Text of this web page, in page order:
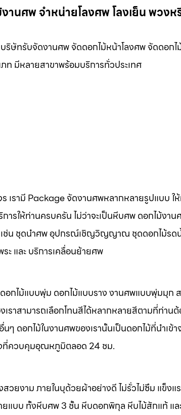
านศพ จำหน่ายโลงศพ โลงเย็น พวงห
ริษัทรับจัดงานศพ จัดดอกไม้หน้าโลงศพ จัดดอกไ
ท มีหลายสาขาพร้อมบริการทั่วประเทศ
รามี Package จัดงานศพหลากหลายรูปแบบ ใ
รให้ท่านครบครัน ไม่ว่าจะเป็นหีบศพ ดอกไม้งา
เช่น ชุดนำศพ อุปกรณ์เชิญวิญญาณ ชุดดอกไม้รด
ะ และ บริการเคลื่อนย้ายศพ
ดอกไม้แบบพุ่ม ดอกไม้แบบราง งานศพแบบพุ่มมุก
าสามารถเลือกโทนสีได้หลากหลายสีตามที่ท่าน
ดอกไม้ในงานศพของเรานั้นเป็นดอกไม้ที่นำเข้า
งที่ควบคุมอุณหภูมิตลอด 24 ชม.
วยงาม ภายในบุด้วยผ้าอย่างดี ไม่รั่วไม่ซึม แข็งแ
ยแบบ ทั้งหีบศพ 3 ชั้น หีบดอกพิกุล หีบไม้สักแท้ แ